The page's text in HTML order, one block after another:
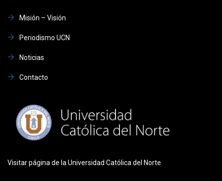
Misión – Visión
Periodismo UCN
Noticias
Contacto
Visitar página de la Universidad Católica del Norte